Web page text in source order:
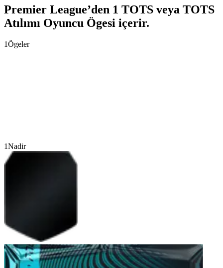
Premier League’den 1 TOTS veya TOTS
Atılımı Oyuncu Ögesi içerir.
1Ögeler
1Nadir